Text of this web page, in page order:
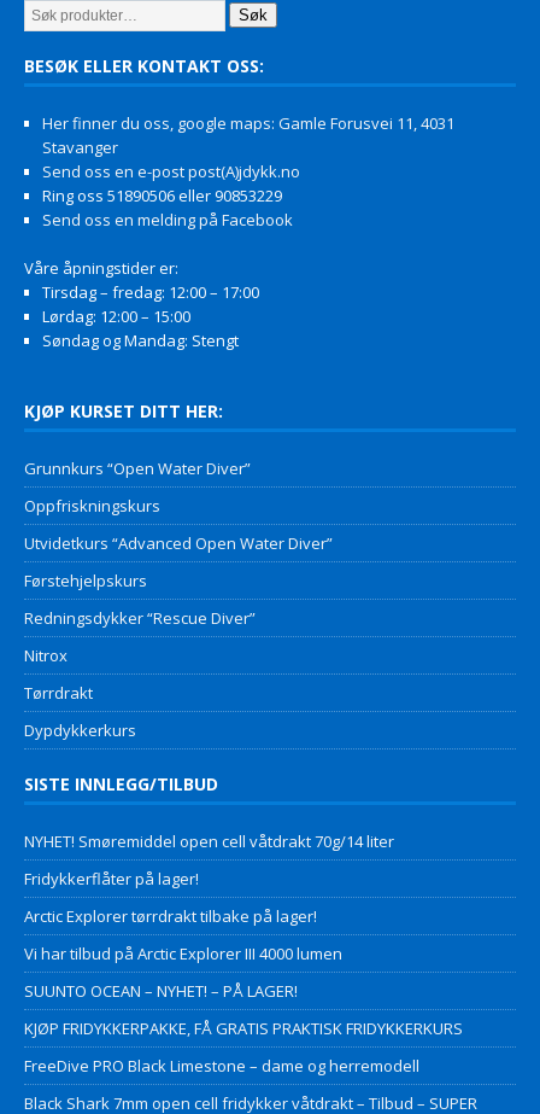
Søk
BESØK ELLER KONTAKT OSS:
Her finner du oss, google maps: Gamle Forusvei 11, 4031
Stavanger
Send oss en e-post post(A)jdykk.no
Ring oss 51890506 eller 90853229
Send oss en melding på Facebook
Våre åpningstider er:
Tirsdag – fredag: 12:00 – 17:00
Lørdag: 12:00 – 15:00
Søndag og Mandag: Stengt
KJØP KURSET DITT HER:
Grunnkurs “Open Water Diver”
Oppfriskningskurs
Utvidetkurs “Advanced Open Water Diver”
Førstehjelpskurs
Redningsdykker “Rescue Diver”
Nitrox
Tørrdrakt
Dypdykkerkurs
SISTE INNLEGG/TILBUD
NYHET! Smøremiddel open cell våtdrakt 70g/14 liter
Fridykkerflåter på lager!
Arctic Explorer tørrdrakt tilbake på lager!
Vi har tilbud på Arctic Explorer III 4000 lumen
SUUNTO OCEAN – NYHET! – PÅ LAGER!
KJØP FRIDYKKERPAKKE, FÅ GRATIS PRAKTISK FRIDYKKERKURS
FreeDive PRO Black Limestone – dame og herremodell
Black Shark 7mm open cell fridykker våtdrakt – Tilbud – SUPER